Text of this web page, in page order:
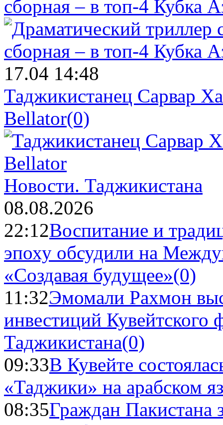
сборная – в топ-4 Кубка
17.04 14:48
Таджикистанец Сарвар
Bellator(0)
Новости. Таджикистана
08.08.2026
22:12Воспитание и
эпоху обсудили на
«Создавая будущее»(0)
11:32Эмомали Рахмон
инвестиций Кувейтского
Таджикистана(0)
09:33В Кувейте
«Таджики» на арабском
08:35Граждан Пакистана